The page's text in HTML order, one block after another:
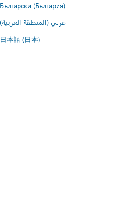
Български (България)
عربي (المنطقة العربية)
日本語 (日本)